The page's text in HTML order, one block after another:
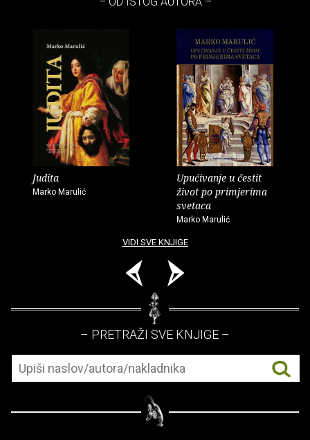
Judita
Marko Marulić
Upućivanje u čestit
život po primjerima
svetaca
Marko Marulić
VIDI SVE KNJIGE
– PRETRAŽI SVE KNJIGE –